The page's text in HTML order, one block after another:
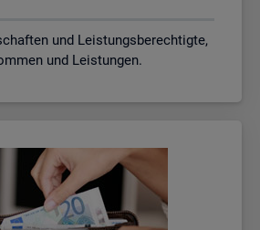
und Leistungsberechtigte,
und Leistungen.